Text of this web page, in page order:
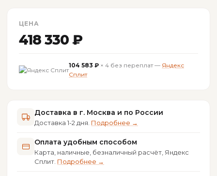
ЦЕНА
418 330 ₽
104 583 ₽ × 4 без переплат — Яндекс
Сплит
Доставка в г. Москва и по России
Доставка 1-2 дня. Подробнее →
Оплата удобным способом
Карта, наличные, безналичный расчёт, Яндекс
Сплит. Подробнее →